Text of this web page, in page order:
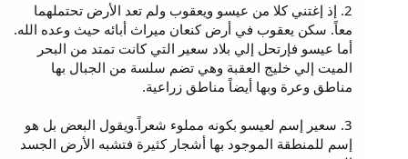
2. إذ إغتني كلا من عيسو ويعقوب ولم تعد الأرض تحتملهما
معاً. سكن يعقوب في أرض كنعان ميراث أبائه حيث وعده الله.
أما عيسو فإرتحل إلي بلاد سعير التي كانت تمتد من البحر
الميت إلي خليج العقبة وهي تضم سلسة من الجبال بها
مناطق وعرة وبها أيضاً مناطق زراعية.
3. سعير إسم لعيسو بكونه مملوء شعراً.ويقول البعض بل هو
إسم للمنطقة الموجود بها أشجار كثيرة فتشبه الأرض الجسد